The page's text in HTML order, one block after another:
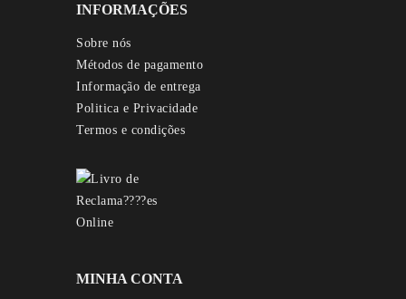
INFORMAÇÕES
Sobre nós
Métodos de pagamento
Informação de entrega
Politica e Privacidade
Termos e condições
MINHA CONTA